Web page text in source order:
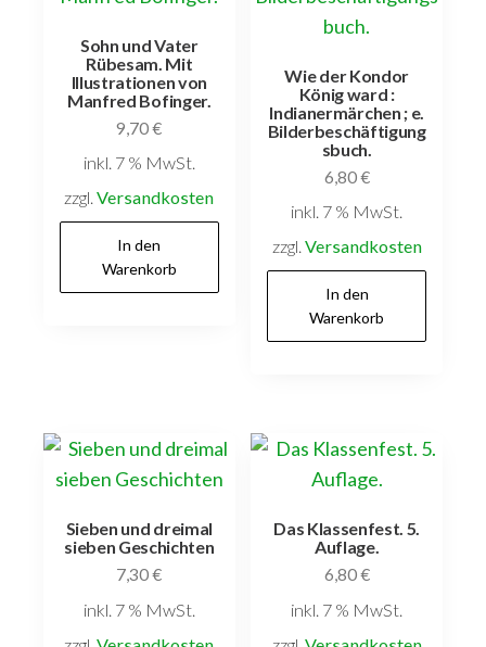
Sohn und Vater
Rübesam. Mit
Illustrationen von
Manfred Bofinger.
9,70€
inkl. 7 % MwSt.
zzgl.Versandkosten
In den
Warenkorb
Wie der Kondor
König ward :
Indianermärchen ; e.
Bilderbeschäftigung
sbuch.
6,80€
inkl. 7 % MwSt.
zzgl. Versandkosten
In den
Warenkorb
Sieben und dreimal
sieben Geschichten
7,30€
inkl. 7 % MwSt.
Das Klassenfest. 5.
Auflage.
6,80€
inkl. 7 % MwSt.